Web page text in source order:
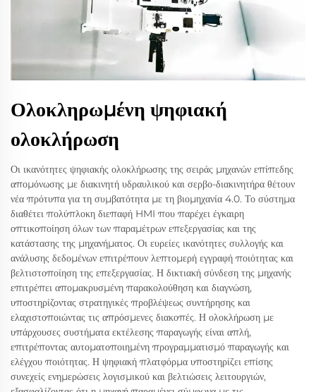
Ολοκληρωμένη ψηφιακή
ολοκλήρωση
Οι ικανότητες ψηφιακής ολοκλήρωσης της σειράς μηχανών επίπεδης
απομόνωσης με διακινητή υδραυλικού και σερβο-διακινητήρα θέτουν
νέα πρότυπα για τη συμβατότητα με τη βιομηχανία 4.0. Το σύστημα
διαθέτει πολύπλοκη διεπαφή HMI που παρέχει έγκαιρη
οπτικοποίηση όλων των παραμέτρων επεξεργασίας και της
κατάστασης της μηχανήματος. Οι ευρείες ικανότητες συλλογής και
ανάλυσης δεδομένων επιτρέπουν λεπτομερή εγγραφή ποιότητας και
βελτιστοποίηση της επεξεργασίας. Η δικτιακή σύνδεση της μηχανής
επιτρέπει απομακρυσμένη παρακολούθηση και διαγνώση,
υποστηρίζοντας στρατηγικές προβλέψεως συντήρησης και
ελαχιστοποιώντας τις απρόσμενες διακοπές. Η ολοκλήρωση με
υπάρχουσες συστήματα εκτέλεσης παραγωγής είναι απλή,
επιτρέποντας αυτοματοποιημένη προγραμματισμό παραγωγής και
ελέγχου ποιότητας. Η ψηφιακή πλατφόρμα υποστηρίζει επίσης
συνεχείς ενημερώσεις λογισμικού και βελτιώσεις λειτουργιών,